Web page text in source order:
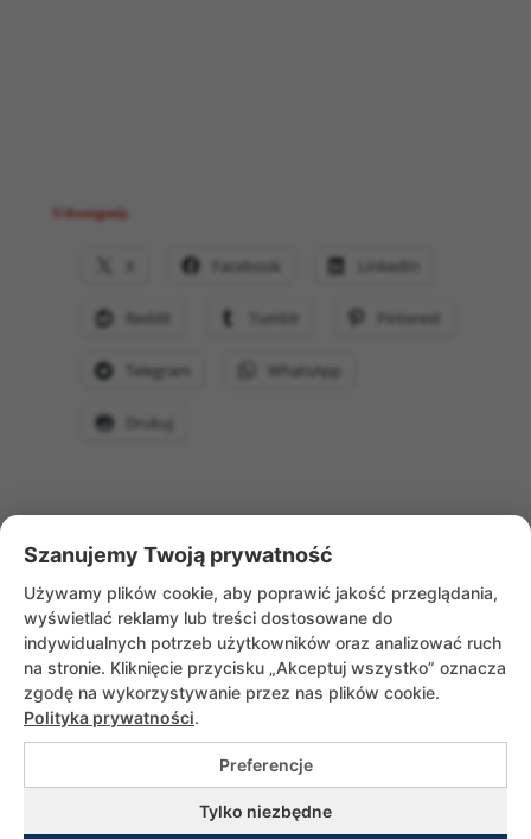
Udostępnij:
Facebook LinkedIn
Reddit Pinterest
Telegram WhatsApp
Drukuj
WRÓĆ DO AKTUALNOŚCI
Copyrights © 2026 Służebniczki Dębickie |
Szanujemy Twoją prywatność
Używamy plików cookie, aby poprawić jakość przeglądania,
wyświetlać reklamy lub treści dostosowane do
indywidualnych potrzeb użytkowników oraz analizować ruch
na stronie. Kliknięcie przycisku „Akceptuj wszystko” oznacza
zgodę na wykorzystywanie przez nas plików cookie.
Polityka prywatności.
Preferencje
Tylko niezbędne